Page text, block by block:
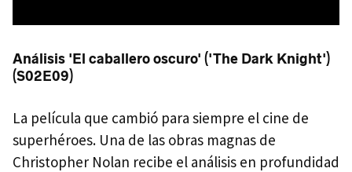
Análisis 'El caballero oscuro' ('The Dark Knight')
(S02E09)
La película que cambió para siempre el cine de
superhéroes. Una de las obras magnas de
Christopher Nolan recibe el análisis en profundidad